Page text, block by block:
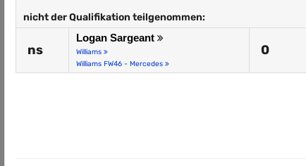
nicht der Qualifikation teilgenommen:
ns
Logan Sargeant
Williams
Williams FW46 - Mercedes
0